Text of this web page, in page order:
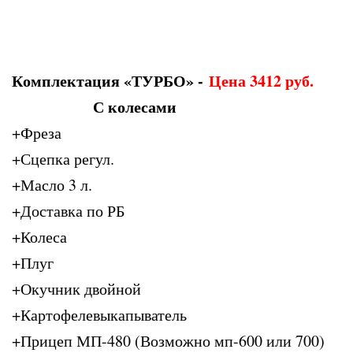
Комплектация «ТУРБО» - Цена 3412 руб.
С колесами
+Фреза
+Сцепка регул.
+Масло 3 л.
+Доставка по РБ
+Колеса
+Плуг
+Окучник двойной
+Картофелевыкапыватель
+Прицеп МП-480 (Возможно мп-600 или 700)